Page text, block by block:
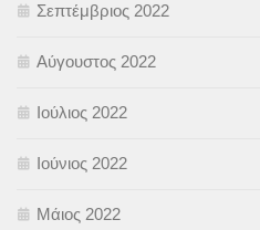
Σεπτέμβριος 2022
Αύγουστος 2022
Ιούλιος 2022
Ιούνιος 2022
Μάιος 2022